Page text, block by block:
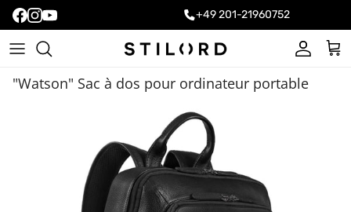
+49 201-21960752
Compte
"Watson" Sac à dos pour ordinateur portable